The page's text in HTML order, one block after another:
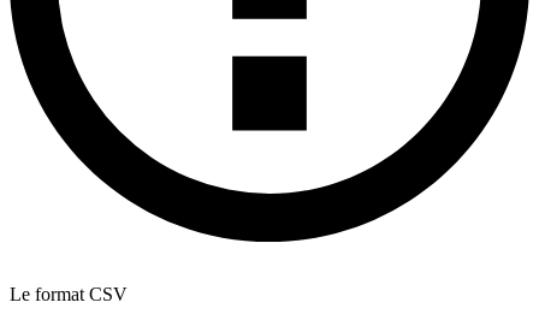
Le format CSV